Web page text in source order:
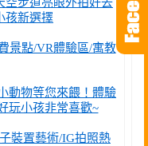
孩新選擇
景點/VR體驗區/寓教
動物等您來餵！體驗
玩小孩非常喜歡~
裝置藝術/IG拍照熱